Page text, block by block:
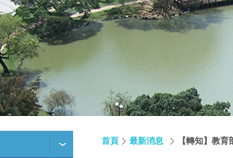
首頁 最新消息 【轉知】教